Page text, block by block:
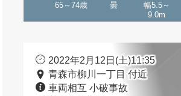
65～74歳 曇
幅5.5～
9.0m
2022年2月12日(土)11:35
青森市柳川一丁目 付近
車両相互 小破事故